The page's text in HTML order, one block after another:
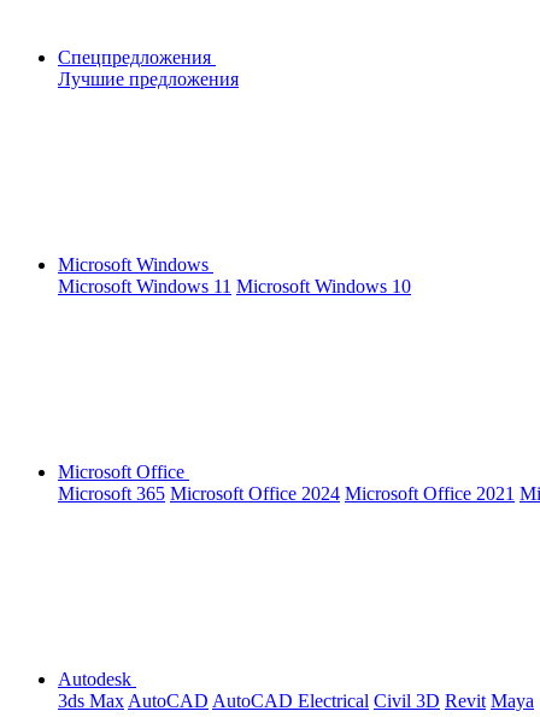
Спецпредложения
Лучшие предложения
Microsoft Windows
Microsoft Windows 11 Microsoft Windows 10
Microsoft Office
Microsoft 365 Microsoft Office 2024 Microsoft Office 2021
Autodesk
3ds Max AutoCAD AutoCAD Electrical Civil 3D Revit Maya